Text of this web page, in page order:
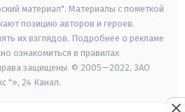
материал". Материалы с пометкой
позицию авторов и героев.
их взглядов. Подробнее о рекламе
ознакомиться в правилах
защищены. © 2005—2022, ЗАО
"», 24 Канал.